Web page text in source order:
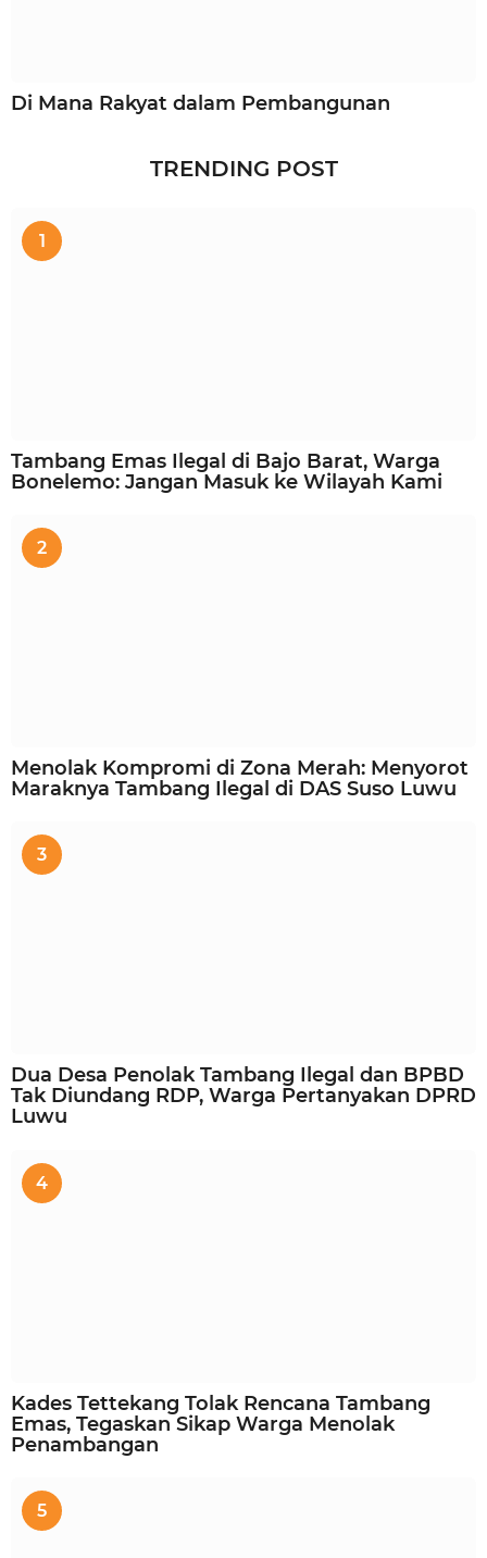
Di Mana Rakyat dalam Pembangunan
TRENDING POST
1
Tambang Emas Ilegal di Bajo Barat, Warga
Bonelemo: Jangan Masuk ke Wilayah Kami
2
Menolak Kompromi di Zona Merah: Menyorot
Maraknya Tambang Ilegal di DAS Suso Luwu
3
Dua Desa Penolak Tambang Ilegal dan BPBD
Tak Diundang RDP, Warga Pertanyakan DPRD
Luwu
4
Kades Tettekang Tolak Rencana Tambang
Emas, Tegaskan Sikap Warga Menolak
Penambangan
5